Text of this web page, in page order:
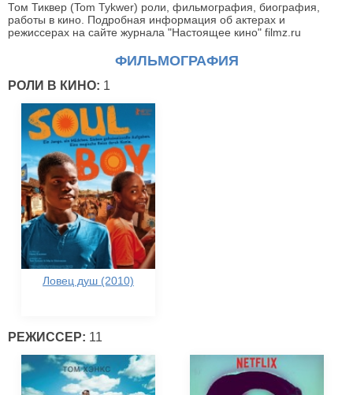
Том Тиквер (Tom Tykwer) роли, фильмография, биография,
работы в кино. Подробная информация об актерах и
режиссерах на сайте журнала "Настоящее кино" filmz.ru
ФИЛЬМОГРАФИЯ
РОЛИ В КИНО: 1
Ловец душ (2010)
РЕЖИССЕР: 11